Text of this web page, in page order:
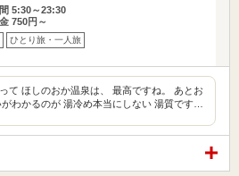
5:30～23:30
750円～
ひとり旅・一人旅
て ほしのおか温泉は、 最高ですね。 あとお
わかるのが 湯冷め本当にしない 湯質です…